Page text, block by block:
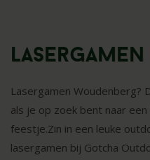
Lasergamen Woudenberg?
als je op zoek bent naar
feestje.Zin in een leuke
lasergamen bij Gotcha